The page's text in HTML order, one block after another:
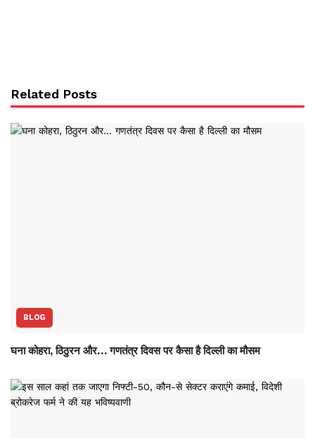
Related Posts
BLOG
घना कोहरा, ठिठुरन और… गणतंत्र दिवस पर कैसा है दिल्ली का मौसम